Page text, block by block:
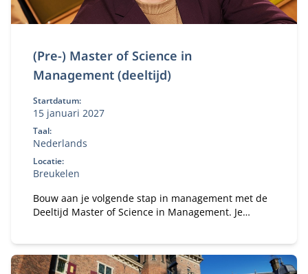
(Pre-) Master of Science in
Management (deeltijd)
Startdatum:
15 januari 2027
Taal:
Nederlands
Locatie:
Breukelen
Bouw aan je volgende stap in management met de
Deeltijd Master of Science in Management. Je
strategisch inzicht. Zo ontwikkel je jezelf tot een
leider of ondernemer die richting geeft,